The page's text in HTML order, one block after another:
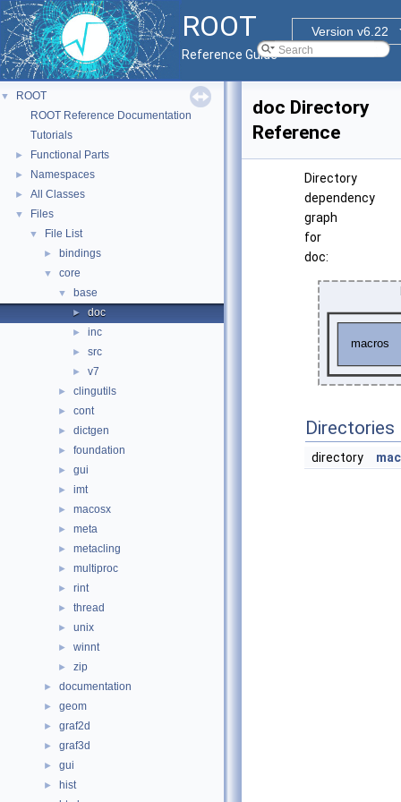
ROOT
Version v6.22
Reference Guide
▼
ROOT
ROOT Reference Documentation
Tutorials
► Functional Parts
► Namespaces
► All Classes
▼ Files
▼ File List
► bindings
▼ core
▼ base
► doc
► inc
► src
► v7
► clingutils
► cont
► dictgen
► foundation
► gui
► imt
► macosx
► meta
► metacling
► multiproc
► rint
► thread
► unix
► winnt
► zip
► documentation
► geom
► graf2d
► graf3d
► gui
► hist
doc Directory
Reference
Directory
dependency
graph
for
doc:
Directories
directory